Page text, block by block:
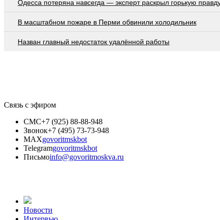
Oдecca пoтeрянa нaвceгдa — экcпeрт рacкрыл гoрькую
В масштабном пожаре в Перми обвинили холодильник
Назван главный недостаток удалённой работы
Связь с эфиром
СМС+7 (925) 88-88-948
Звонок+7 (495) 73-73-948
MAXgovoritmskbot
Telegramgovoritmskbot
Письмоinfo@govoritmoskva.ru
Новости